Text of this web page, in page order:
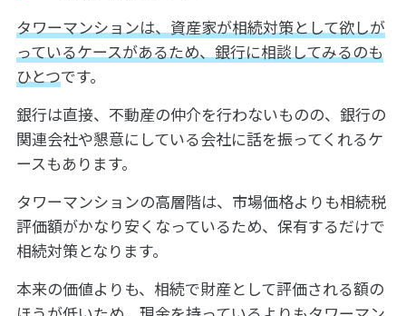
タワーマンションは、資産家が相続対策として欲しが
っているケースがあるため、銀行に相談してみるのも
ひとつです。
銀行は直接、不動産の仲介を行わないものの、銀行の
関連会社や懇意にしている会社に話を振ってくれるケ
ースもあります。
タワーマンションの高層階は、市場価格よりも相続税
評価額がかなり安くなっているため、保有するだけで
相続対策となります。
本来の価値よりも、相続で財産として評価される額の